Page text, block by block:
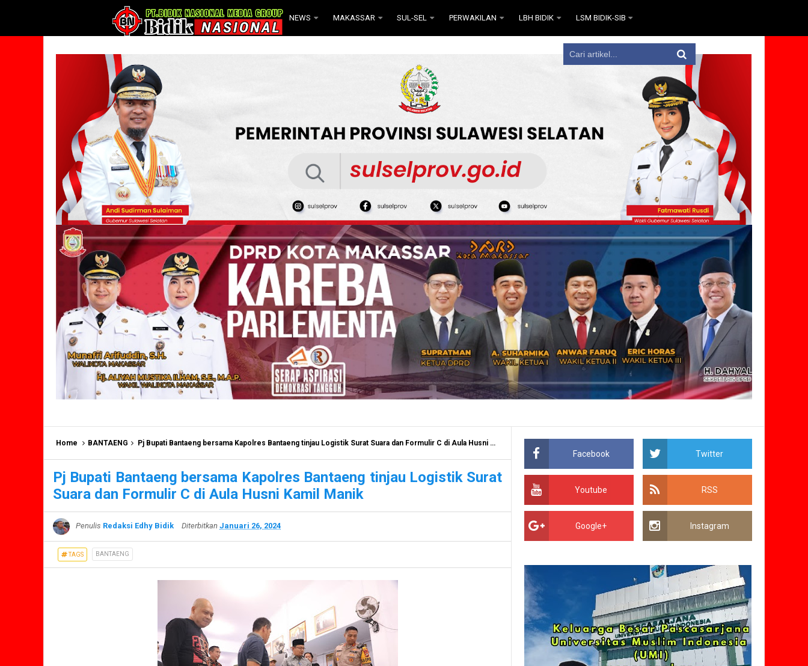
NEWS MAKASSAR SUL-SEL PERWAKILAN LBH BIDIK LSM BIDIK-SIB
Home BANTAENG Pj Bupati Bantaeng bersama Kapolres Bantaeng tinjau Logistik Surat Suara dan Formulir C di Aula Husni Kamil Manik
Pj Bupati Bantaeng bersama Kapolres Bantaeng tinjau Logistik Surat
Suara dan Formulir C di Aula Husni Kamil Manik
Penulis Redaksi Edhy Bidik Diterbitkan Januari 26, 2024
TAGS BANTAENG
Facebook Twitter
Youtube RSS
Google+ Instagram